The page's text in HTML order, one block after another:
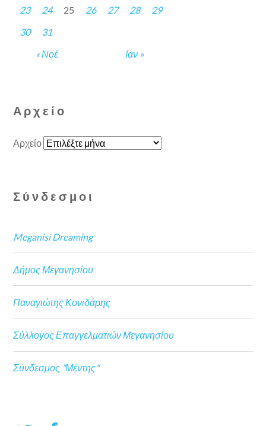
« Νοέ Ιαν »
23
24 25 26 27 28
29
30
31
Αρχείο
Αρχείο
Σύνδεσμοι
Meganisi Dreaming
Δήμος Μεγανησίου
Παναγιώτης Κονιδάρης
Σύλλογος Επαγγελματιών Μεγανησίου
Σύνδεσμος "Μέντης"